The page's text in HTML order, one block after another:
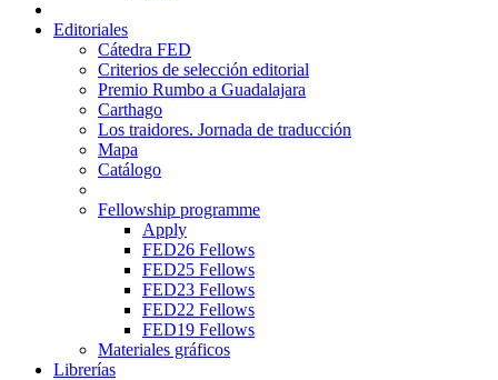
Editoriales
Cátedra FED
Criterios de selección editorial
Premio Rumbo a Guadalajara
Carthago
Los traidores. Jornada de traducción
Mapa
Catálogo
Fellowship programme
Apply
FED26 Fellows
FED25 Fellows
FED23 Fellows
FED22 Fellows
FED19 Fellows
Materiales gráficos
Librerías